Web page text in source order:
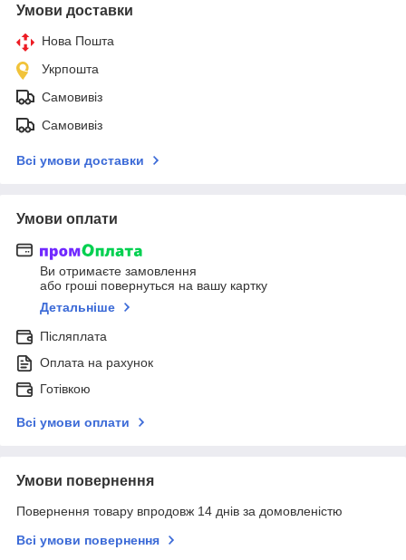
Умови доставки
Нова Пошта
Укрпошта
Самовивіз
Самовивіз
Всі умови доставки
Умови оплати
Ви отримаєте замовлення
або гроші повернуться на вашу картку
Детальніше
Післяплата
Оплата на рахунок
Готівкою
Всі умови оплати
Умови повернення
Повернення товару впродовж 14 днів за домовленістю
Всі умови повернення